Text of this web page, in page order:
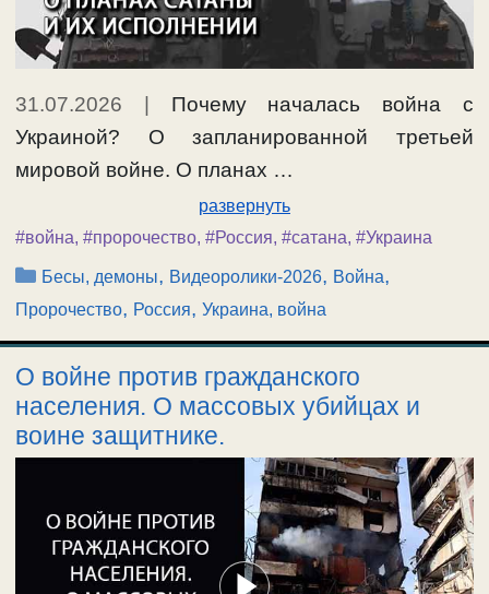
31.07.2026
Почему началась война с
Украиной? О запланированной третьей
мировой войне. О планах …
развернуть
#война, #пророчество, #Россия, #сатана, #Украина
Рубрики
Бесы, демоны, Видеоролики-2026, Война,
Пророчество, Россия, Украина, война
О войне против гражданского
населения. О массовых убийцах и
воине защитнике.